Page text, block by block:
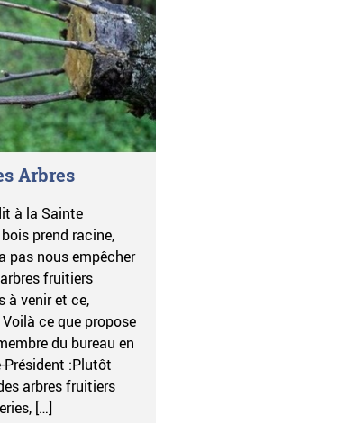
Arbres
à la Sainte
prend racine,
pas nous empêcher
fruitiers
à venir et ce,
Voilà ce que propose
du bureau en
:Plutôt
arbres fruitiers
[…]